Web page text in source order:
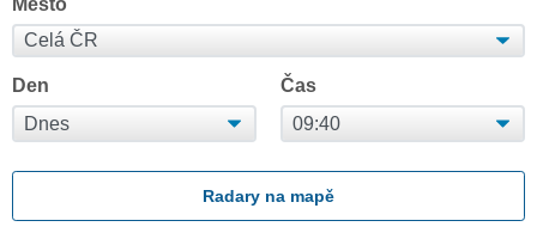
Město
Den Čas
Radary na mapě